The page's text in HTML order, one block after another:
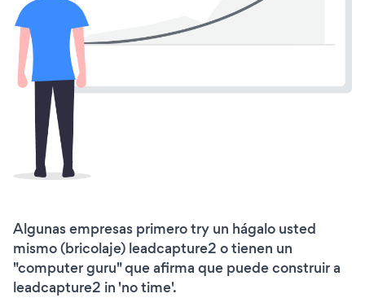
Algunas empresas primero try un hágalo usted
mismo (bricolaje) leadcapture2 o tienen un
"computer guru" que afirma que puede construir a
leadcapture2 in 'no time'.